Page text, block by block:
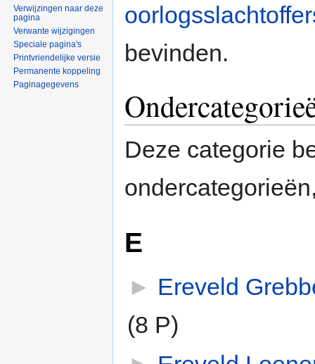
bevinden.
Deze categorie
E
► Ereveld
(8 P)
Verwijzingen naar deze
pagina
Verwante wijzigingen
Speciale pagina's
Printvriendelijke versie
Permanente koppeling
Paginagegevens